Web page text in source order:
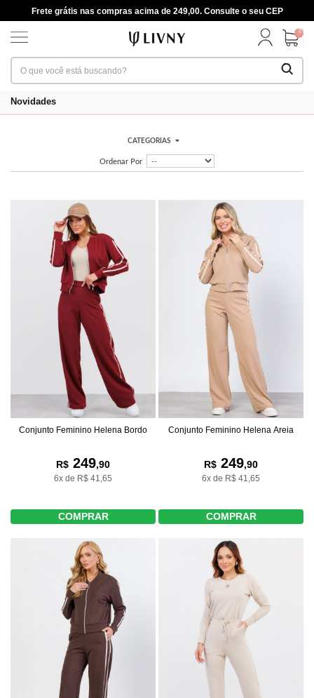
Frete grátis nas compras acima de 249,00. Consulte o seu CEP
0
Novidades
CATEGORIAS
Ordenar Por
Conjunto Feminino Helena Bordo
R$ 249,90
6x de R$ 41,65
COMPRAR
Conjunto Feminino Helena Areia
R$ 249,90
6x de R$ 41,65
COMPRAR